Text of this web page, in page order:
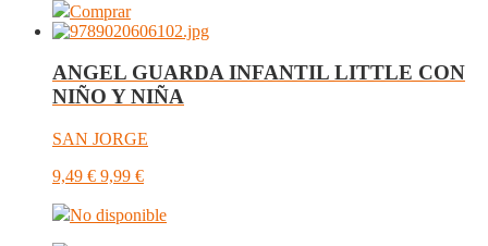
Comprar
ANGEL GUARDA INFANTIL LITTLE CON
NIÑO Y NIÑA
SAN JORGE
9,49 € 9,99 €
No disponible